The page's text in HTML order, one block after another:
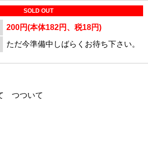
SOLD OUT
200円(本体182円、税18円)
ただ今準備中しばらくお待ち下さい。
つついて